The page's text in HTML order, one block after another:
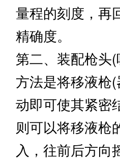
量程的刻度，再
精确度。
第二、装配枪头
方法是将移液枪
动即可使其紧密
则可以将移液枪
入，往前后方向